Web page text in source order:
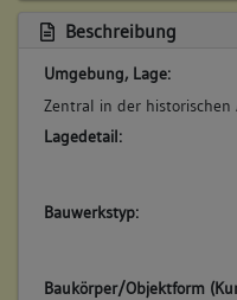
Bemerkung Besitz:
besitzt
Beschreibung:
Abbruch Gebäude
Beruf / Amt / Titel:
Betroffene Gebäudeteile:
Beschreibung
Umgebung, Lage:
Zentral in der historischen
Lagedetail:
Bauwerkstyp:
Baukörper/Objektform